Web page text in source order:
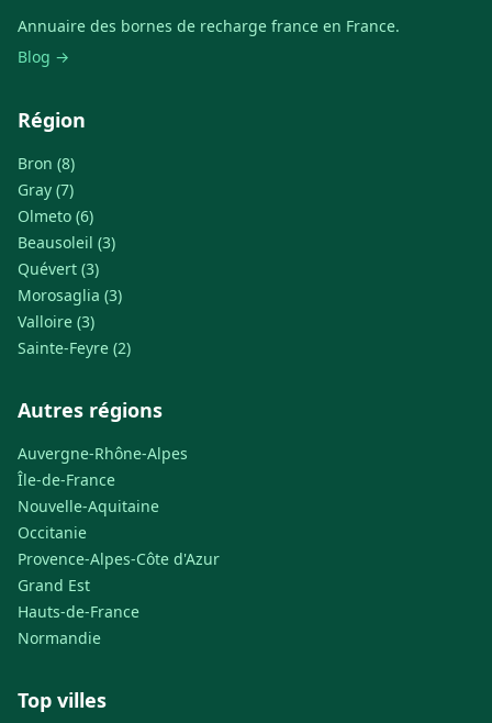
Annuaire des bornes de recharge france en France.
Blog →
Région
Bron (8)
Gray (7)
Olmeto (6)
Beausoleil (3)
Quévert (3)
Morosaglia (3)
Valloire (3)
Sainte-Feyre (2)
Autres régions
Auvergne-Rhône-Alpes
Île-de-France
Nouvelle-Aquitaine
Occitanie
Provence-Alpes-Côte d'Azur
Grand Est
Hauts-de-France
Normandie
Top villes